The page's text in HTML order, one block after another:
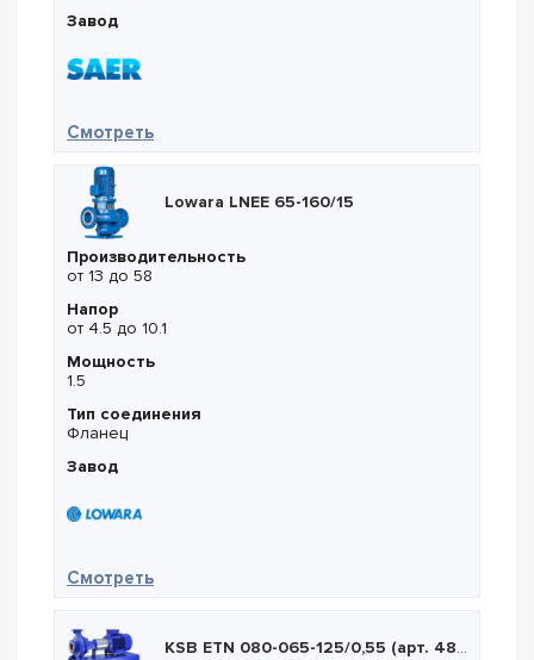
Завод
Смотреть— Saer MKX 40/R22
Lowara LNEE 65-160/15
Производительность
от 13 до 58
Напор
от 4.5 до 10.1
Мощность
1.5
Тип соединения
Фланец
Завод
Смотреть— Lowara LNEE 65-160/15
KSB ETN 080-065-125/0,55 (арт. 48255759)